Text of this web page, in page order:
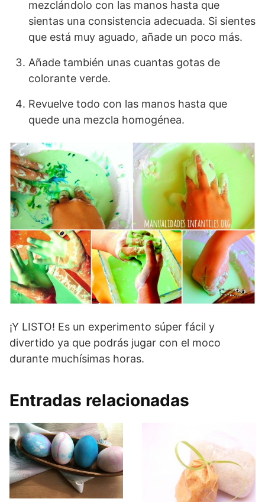
mezclándolo con las manos hasta que
sientas una consistencia adecuada. Si sientes
que está muy aguado, añade un poco más.
Añade también unas cuantas gotas de
colorante verde.
Revuelve todo con las manos hasta que
quede una mezcla homogénea.
¡Y LISTO! Es un experimento súper fácil y
divertido ya que podrás jugar con el moco
durante muchísimas horas.
Entradas relacionadas